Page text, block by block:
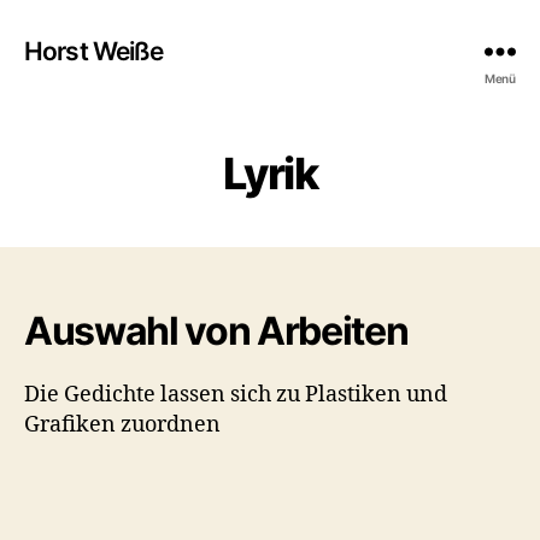
Horst Weiße
Menü
Lyrik
Auswahl von Arbeiten
Die Gedichte lassen sich zu Plastiken und
Grafiken zuordnen